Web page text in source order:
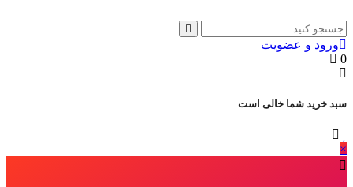
ورود و عضویت
0
سبد خرید شما خالی است
×